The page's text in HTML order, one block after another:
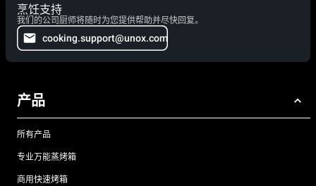
烹饪支持
我们的公司厨师将随时为您提供帮助并尽快回复。
cooking.support@unox.com
产品
所有产品
专业万能蒸烤箱
商用快速烤箱